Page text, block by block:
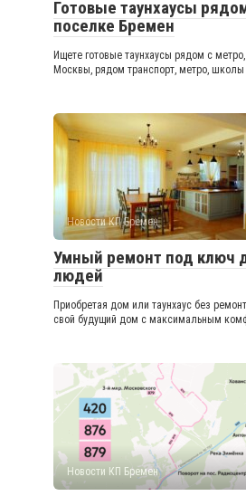
Готовые таунхаусы
поселке Бремен
Ищете готовые таунхаусы рядом с
Москвы, рядом транспорт, метро, школы
Новости КП Бремен
Умный ремонт под ключ
людей
Приобретая дом или таунхаус без
свой будущий дом с максимальным
Новости КП Бремен